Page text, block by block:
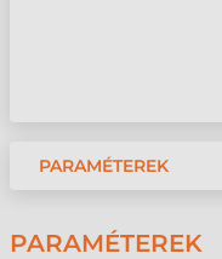
PARAMÉTEREK
PARAMÉTEREK